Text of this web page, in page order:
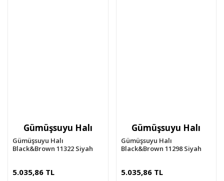
Gümüşsuyu Halı
Gümüşsuyu Halı
Black&Brown 11322 Siyah
5.035,86 TL
Gümüşsuyu Halı
Gümüşsuyu Halı
Black&Brown 11298 Siyah
5.035,86 TL